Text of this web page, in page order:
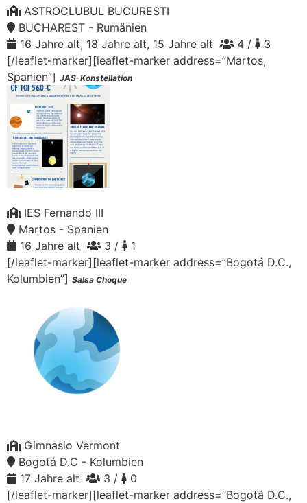
ASTROCLUBUL BUCURESTI
BUCHAREST - Rumänien
16 Jahre alt, 18 Jahre alt, 15 Jahre alt
4 /
3
[/leaflet-marker][leaflet-marker address=”Martos,
Spanien”] JAS-Konstellation
IES Fernando III
Martos - Spanien
16 Jahre alt
3 /
1
[/leaflet-marker][leaflet-marker address=”Bogotá D.C.,
Kolumbien”] Salsa Choque
Gimnasio Vermont
Bogotá D.C - Kolumbien
17 Jahre alt
3 /
0
[/leaflet-marker][leaflet-marker address=”Bogotá D.C.,